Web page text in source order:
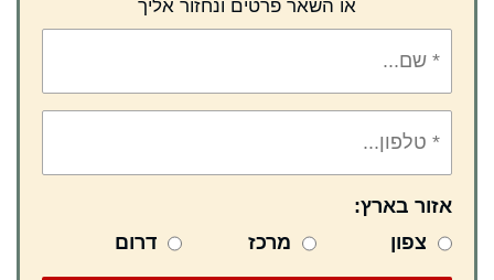
או השאר פרטים ונחזור אליך
אזור בארץ:
צפון
מרכז דרום